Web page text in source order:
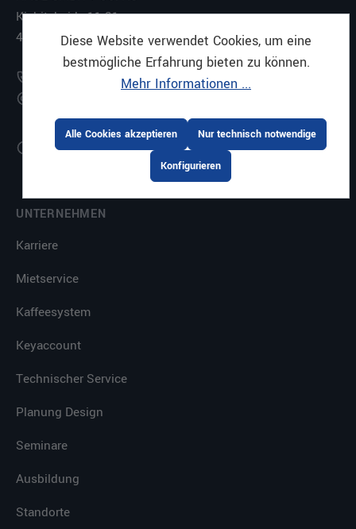
Kiebitzheide 11-21
49084 Osnabrück
+49 (0)541-5607-0
Montag bis Freitag
UNTERNEHMEN
Karriere
Mietservice
Kaffeesystem
Keyaccount
Technischer Service
Planung Design
Seminare
Ausbildung
Standorte
Diese Website verwendet Cookies, um eine
bestmögliche Erfahrung bieten zu können.
Mehr Informationen ...
Nur technisch notwendige
Konfigurieren
Alle Cookies akzeptieren